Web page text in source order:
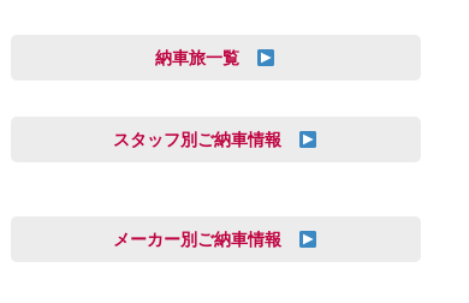
納車旅一覧
スタッフ別ご納車情報
メーカー別ご納車情報